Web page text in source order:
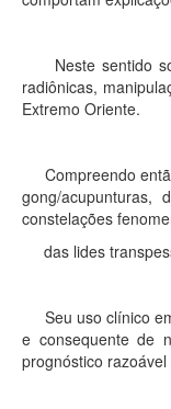
Neste sentido
radiônicas,
Extremo Oriente.
Compreendo
gong/acupunturas,
constelações
das lides
Seu uso clínico
e consequente de
prognóstico